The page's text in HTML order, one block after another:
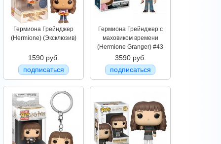
Гермиона Грейнджер
(Hermione) (Эксклюзив)
1590 руб.
подписаться
Гермиона Грейнджер c
маховиком времени
(Hermione Granger) #43
3590 руб.
подписаться